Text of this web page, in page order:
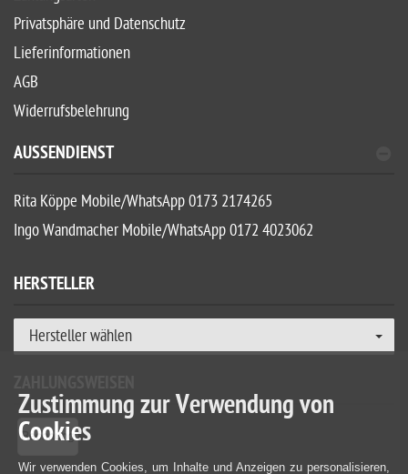
Privatsphäre und Datenschutz
Lieferinformationen
AGB
Widerrufsbelehrung
AUSSENDIENST
Rita Köppe Mobile/WhatsApp 0173 2174265
Ingo Wandmacher Mobile/WhatsApp 0172 4023062
HERSTELLER
Hersteller wählen
Zustimmung zur Verwendung von
Cookies
Wir verwenden Cookies, um Inhalte und Anzeigen zu personalisieren,